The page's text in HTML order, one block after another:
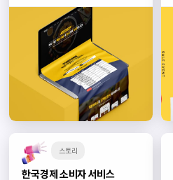
스토리
한국경제 소비자 서비스